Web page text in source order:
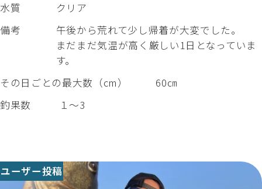
水質
クリア
備考
午後から荒れて少し帰着が大変でした。
まだまだ気温が高く厳しい1日となっていま
す。
その日ごとの最大数（cm）
60㎝
釣果数
１～3
ユーザー投稿